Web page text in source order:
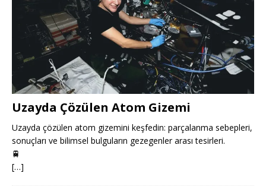
Uzayda Çözülen Atom Gizemi
Uzayda çözülen atom gizemini keşfedin: parçalanma sebepleri,
sonuçları ve bilimsel bulguların gezegenler arası tesirleri.
🚆
[…]